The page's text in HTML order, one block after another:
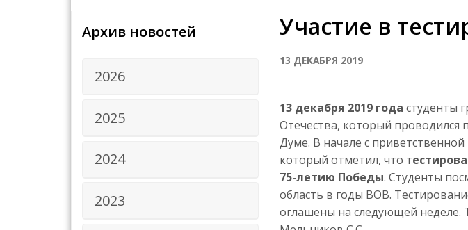
Архив новостей
2026
2025
2024
2023
Участие в
13 ДЕКАБРЯ 2019
13 декабря 2019 года студенты
Отечества, который
Думе. В начале с
который отметил, что т
75-летию Победы. Студенты
область в годы ВОВ.
оглашены на следующей неделе.